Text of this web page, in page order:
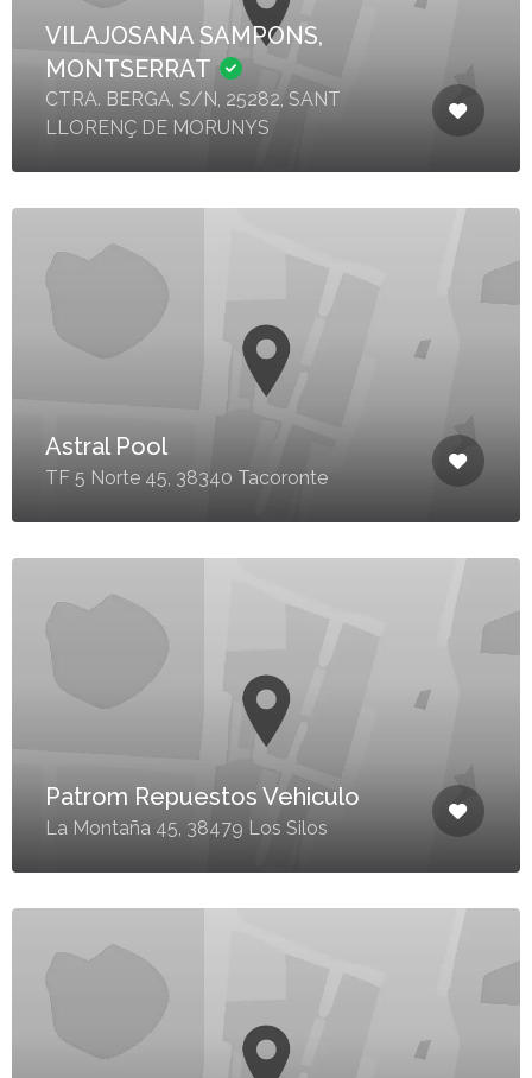
VILAJOSANA SAMPONS,
MONTSERRAT
CTRA. BERGA, S/N, 25282, SANT
LLORENÇ DE MORUNYS
Astral Pool
TF 5 Norte 45, 38340 Tacoronte
Patrom Repuestos Vehiculo
La Montaña 45, 38479 Los Silos